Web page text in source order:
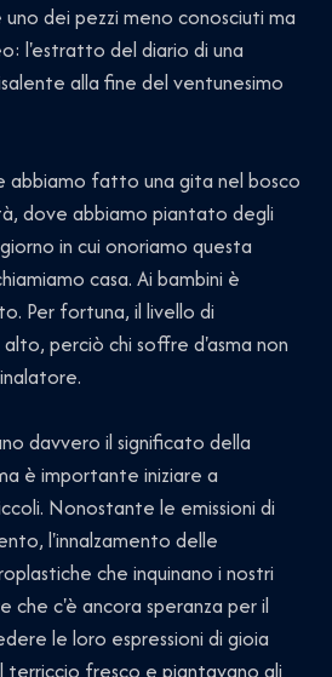
dei pezzi meno conosciuti ma
l'estratto del diario di una
alla fine del ventunesimo
abbiamo fatto una gita nel bosco
dove abbiamo piantato degli
in cui onoriamo questa
casa. Ai bambini è
Per fortuna, il livello di
perciò chi soffre d'asma non
davvero il significato della
è importante iniziare a
Nonostante le emissioni di
l'innalzamento delle
che inquinano i nostri
che c'è ancora speranza per il
le loro espressioni di gioia